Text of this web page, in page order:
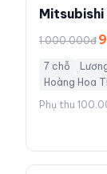
1.000.000đ
7 chỗ
Hoàng Hoa
Phụ thu